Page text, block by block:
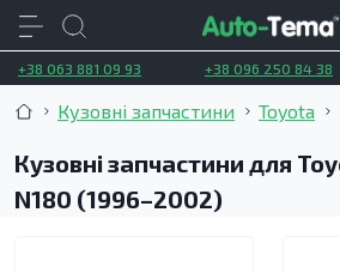
+38 063 881 09 93 +38 096 250 84 38
Кузовні запчастини Toyota
Кузовні запчастини для
N180 (1996–2002)